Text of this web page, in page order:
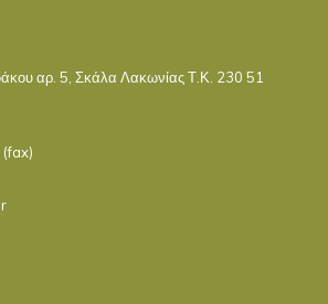
αρ. 5, Σκάλα Λακωνίας Τ.Κ. 230 51